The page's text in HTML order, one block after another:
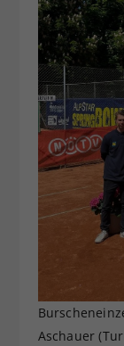
Aschauer